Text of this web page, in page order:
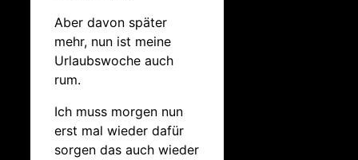
Aber davon später
mehr, nun ist meine
Urlaubswoche auch
rum.
Ich muss morgen nun
erst mal wieder dafür
sorgen das auch wieder